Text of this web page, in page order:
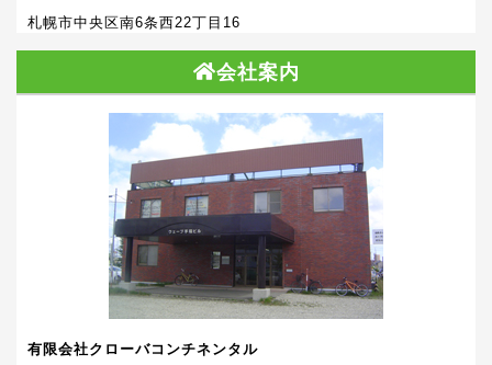
札幌市中央区南6条西22丁目16
会社案内
有限会社クローバコンチネンタル